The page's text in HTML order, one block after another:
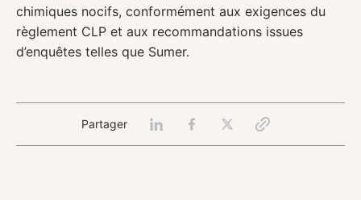
chimiques nocifs, conformément aux exigences du
règlement CLP et aux recommandations issues
d’enquêtes telles que Sumer.
Partager